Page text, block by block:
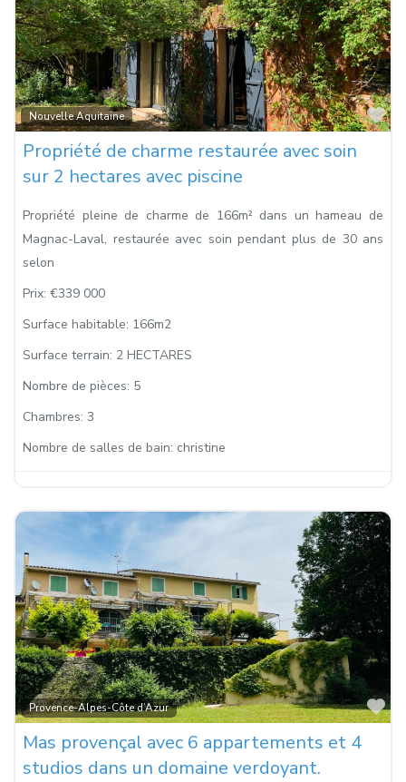
Nouvelle Aquitaine
Propriété de charme restaurée avec soin
sur 2 hectares avec piscine
Propriété pleine de charme de 166m² dans un hameau de
Magnac-Laval, restaurée avec soin pendant plus de 30 ans
selon
Prix: €339 000
Surface habitable: 166m2
Surface terrain: 2 HECTARES
Nombre de pièces: 5
Chambres: 3
Nombre de salles de bain: christine
Provence-Alpes-Côte d’Azur
Mas provençal avec 6 appartements et 4
studios dans un domaine verdoyant.